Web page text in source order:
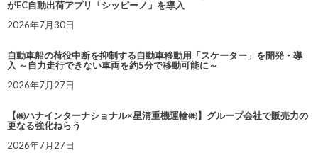
がEC自動出荷アプリ「シッピーノ」を導入
2026年7月30日
自動車船の荷役中断を抑制する自動車移動用「スケーター」を開発・導
入 ～自力走行できない車両を約5分で移動可能に～
2026年7月27日
【㈱ハナインターナショナル×星清重機運輸㈱】グループ会社で販売力の
更なる強化ねらう
2026年7月27日